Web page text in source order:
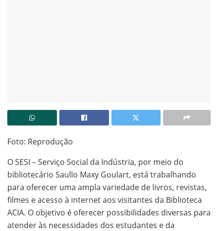
Foto: Reprodução
O SESI – Serviço Social da Indústria, por meio do
bibliotecário Saullo Maxy Goulart, está trabalhando
para oferecer uma ampla variedade de livros, revistas,
filmes e acesso à internet aos visitantes da Biblioteca
ACIA. O objetivo é oferecer possibilidades diversas para
atender às necessidades dos estudantes e da